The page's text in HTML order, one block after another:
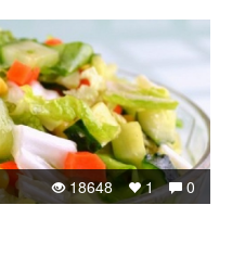
0
1
18648